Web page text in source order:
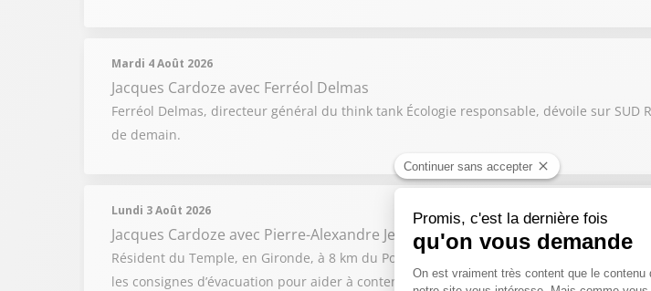
Mardi 4 Août 2026
Jacques Cardoze avec Ferréol Delmas
Ferréol Delmas, directeur général du think tank Écologie responsable, dévoile sur SUD
de demain.
Lundi 3 Août 2026
Jacques Cardoze avec Pierre-Alexandre Jeandel
Résident du Temple, en Gironde, à 8 km du Porge, commune durement frappée par
les consignes d’évacuation pour aider à contenir les flammes, espère mobiliser